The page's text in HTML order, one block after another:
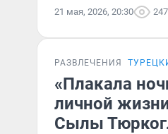
21 мая, 2026, 20:30 247
РАЗВЛЕЧЕНИЯ
«Плакала
личной
Сылы